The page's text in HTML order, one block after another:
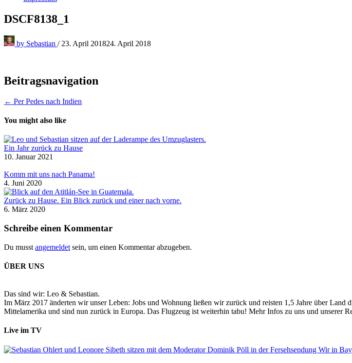
DSCF8138_1
by Sebastian / 23. April 201824. April 2018
Beitragsnavigation
← Per Pedes nach Indien
You might also like
Ein Jahr zurück zu Hause
10. Januar 2021
Komm mit uns nach Panama!
4. Juni 2020
Zurück zu Hause. Ein Blick zurück und einer nach vorne.
6. März 2020
Schreibe einen Kommentar
Du musst angemeldet sein, um einen Kommentar abzugeben.
ÜBER UNS
Das sind wir: Leo & Sebastian.
Im März 2017 änderten wir unser Leben: Jobs und Wohnung ließen wir zurück und reisten 1,5 Jahre über
Mittelamerika und sind nun zurück in Europa. Das Flugzeug ist weiterhin tabu! Mehr Infos zu uns und unserer
Live im TV